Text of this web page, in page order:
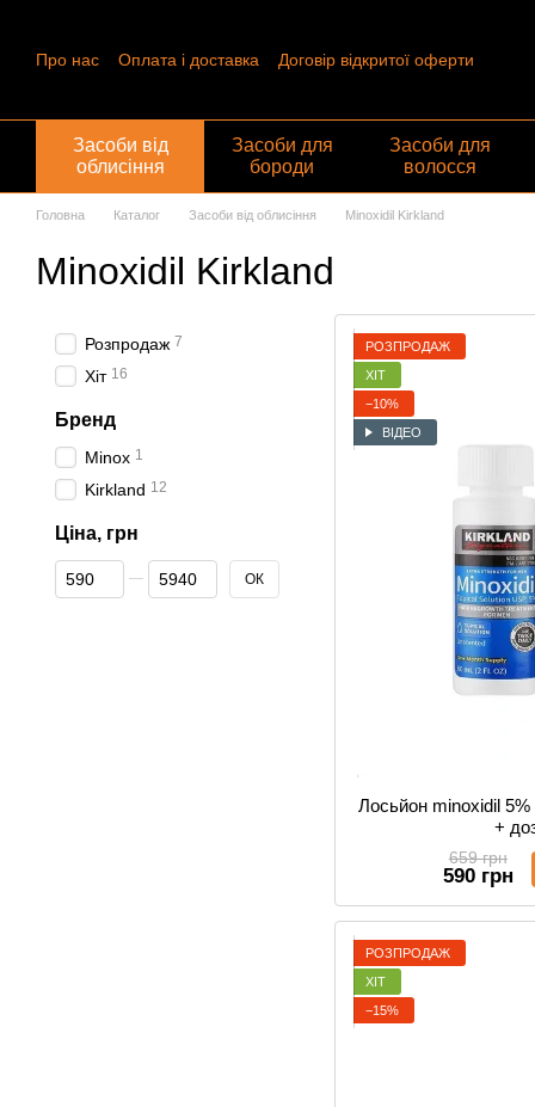
Про нас Оплата і доставка
Договір відкритої оферти
Засоби від
облисіння
Засоби для
бороди
Засоби для
волосся
Головна Каталог Засоби від облисіння Minoxidil Kirkland
Minoxidil Kirkland
РОЗПРОДАЖ
ХІТ
−10%
ВІДЕО
Лосьйон minoxidil
+
659 грн
590 грн
РОЗПРОДАЖ
ХІТ
−15%
Розпродаж 7
Хіт 16
Бренд
Minox 1
Kirkland 12
Ціна, грн
Від Ціна, грн
До Ціна, грн ОК